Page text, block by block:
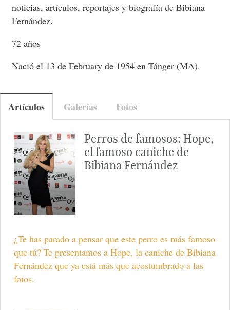
noticias, artículos, reportajes y biografía de Bibiana
Fernández.
72 años
Nació el 13 de February de 1954 en Tánger (MA).
Artículos Galerías Fotos
Perros de famosos: Hope,
el famoso caniche de
Bibiana Fernández
¿Te has parado a pensar que este perro es más famoso
que tú? Te presentamos a Hope, la caniche de Bibiana
Fernández que ya está más que acostumbrado a las
fotos.